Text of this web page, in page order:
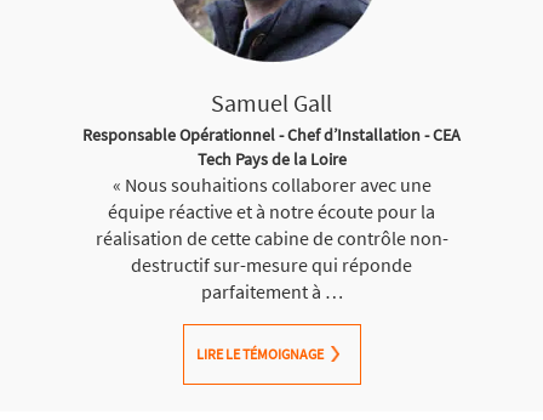
Samuel Gall
Responsable Opérationnel - Chef d’Installation - CEA
Tech Pays de la Loire
« Nous souhaitions collaborer avec une
équipe réactive et à notre écoute pour la
réalisation de cette cabine de contrôle non-
destructif sur-mesure qui réponde
parfaitement à …
LIRE LE TÉMOIGNAGE